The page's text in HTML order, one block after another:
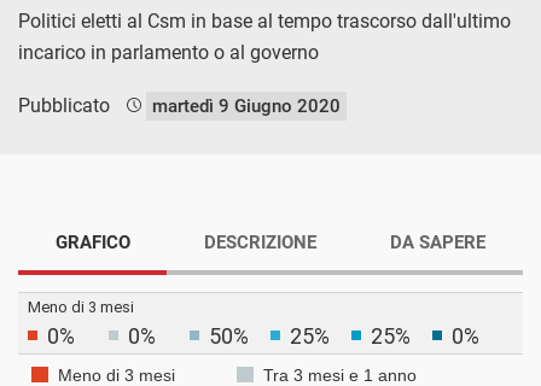
Politici eletti al Csm in base al tempo trascorso dall'ultimo
incarico in parlamento o al governo
Pubblicato martedì 9 Giugno 2020
GRAFICO DESCRIZIONE DA SAPERE